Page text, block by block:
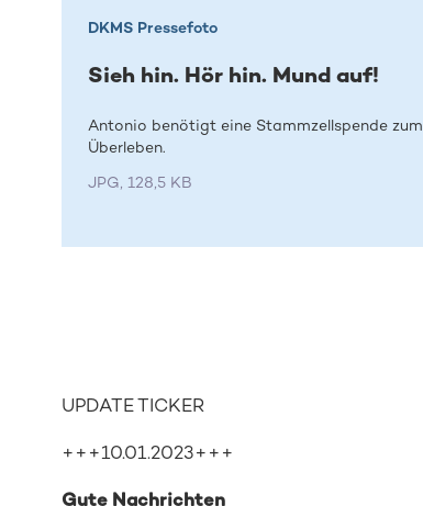
DKMS Pressefoto
Sieh hin. Hör hin. Mund auf!
Antonio benötigt eine Stammzellspende zum
Überleben.
JPG, 128,5 KB
UPDATE TICKER
+++10.01.2023+++
Gute Nachrichten